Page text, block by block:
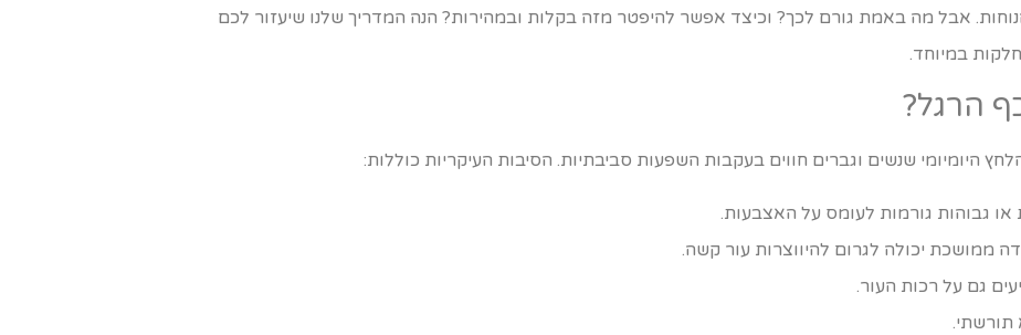
אבל מה באמת גורם לכך? וכיצד אפשר להיפטר מזה בקלות ובמהירות? הנה המדריך שלנו שיעזור לכם
במיוחד.
הרגל?
היומיומי שנשים וגברים חווים בעקבות השפעות סביבתיות. הסיבות העיקריות כוללות:
או גבוהות גורמות לעומס על האצבעות.
ממושכת יכולה לגרום להיווצרות עור קשה.
גם על רכות העור.
תורשתי.